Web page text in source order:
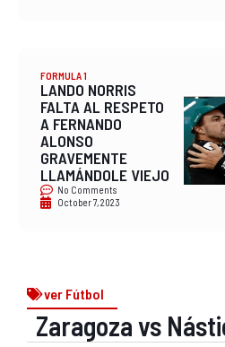
FORMULA 1
LANDO NORRIS
FALTA AL RESPETO
A FERNANDO
ALONSO
GRAVEMENTE
LLAMÁNDOLE VIEJO
No Comments
October 7, 2023
ver Fútbol
Zaragoza vs